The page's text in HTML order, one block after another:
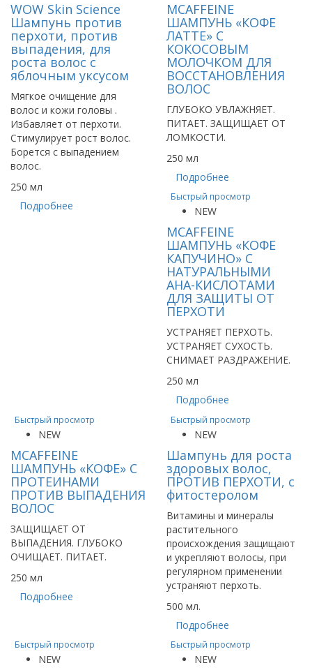
WOW Skin Science
Шампунь против
перхоти, против
выпадения, для
роста волос с
яблочным уксусом
Мягкое очищение для
волос и кожи головы .
Избавляет от перхоти.
Стимулирует рост волос.
Борется с выпадением
волос.
250 мл
Подробнее
MCAFFEINE
ШАМПУНЬ «КОФЕ
ЛАТТЕ» С
КОКОСОВЫМ
МОЛОЧКОМ ДЛЯ
ВОССТАНОВЛЕНИЯ
ВОЛОС
ГЛУБОКО УВЛАЖНЯЕТ.
ПИТАЕТ. ЗАЩИЩАЕТ ОТ
ЛОМКОСТИ.
250 мл
Подробнее
Быстрый просмотр
NEW
MCAFFEINE
ШАМПУНЬ «КОФЕ
КАПУЧИНО» С
НАТУРАЛЬНЫМИ
AHA-КИСЛОТАМИ
ДЛЯ ЗАЩИТЫ ОТ
ПЕРХОТИ
УСТРАНЯЕТ ПЕРХОТЬ.
УСТРАНЯЕТ СУХОСТЬ.
СНИМАЕТ РАЗДРАЖЕНИЕ.
250 мл
Подробнее
Быстрый просмотр
NEW
MCAFFEINE
ШАМПУНЬ «КОФЕ» С
ПРОТЕИНАМИ
ПРОТИВ ВЫПАДЕНИЯ
ВОЛОС
ЗАЩИЩАЕТ ОТ
ВЫПАДЕНИЯ. ГЛУБОКО
ОЧИЩАЕТ. ПИТАЕТ.
250 мл
Подробнее
Быстрый просмотр
NEW
Шампунь для роста
здоровых волос,
ПРОТИВ ПЕРХОТИ, с
фитостеролом
Витамины и минералы
растительного
происхождения защищают
и укрепляют волосы, при
регулярном применении
устраняют перхоть.
500 мл.
Подробнее
Быстрый просмотр
NEW
Быстрый просмотр
NEW